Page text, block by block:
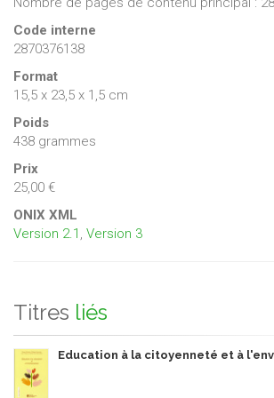
Code interne
2870376138
Format
15,5 x 23,5 x 1,5 cm
Poids
438 grammes
Prix
25,00 €
ONIX XML
Version 2.1 Version 3
Titres liés
Education à la citoyenneté et à